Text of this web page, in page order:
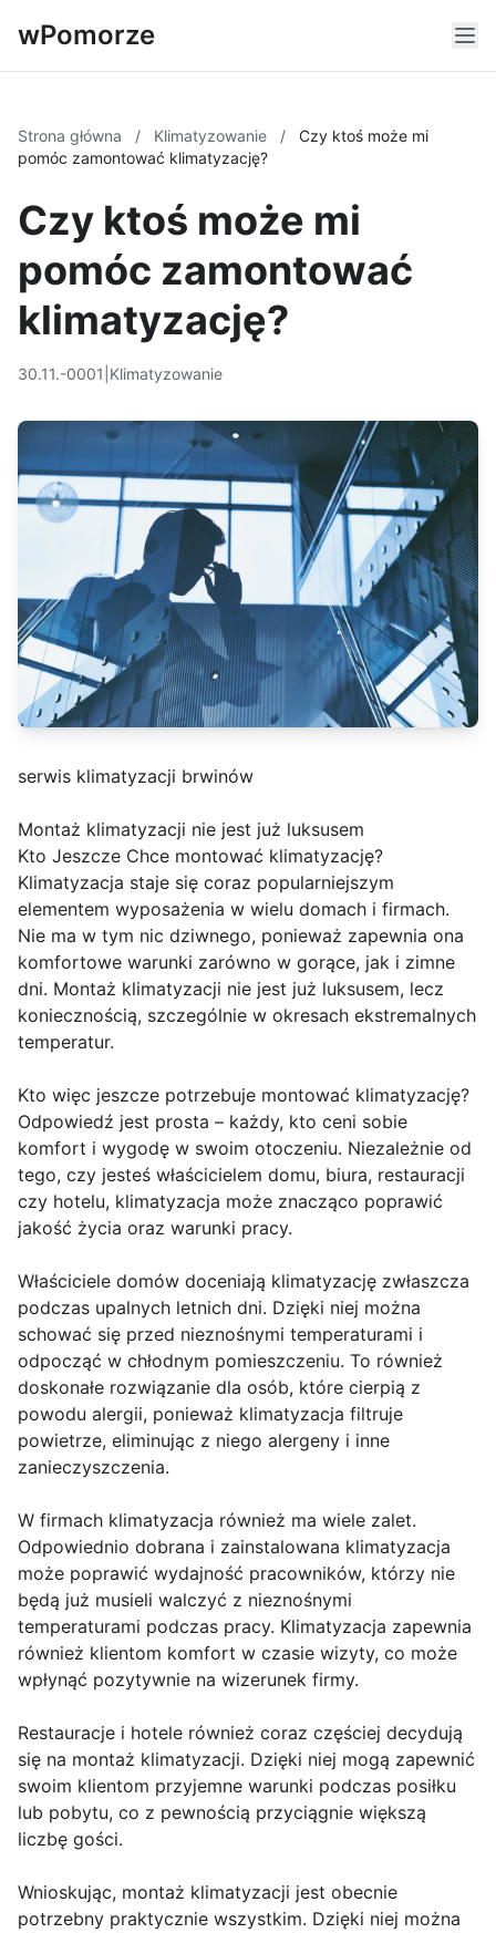
wPomorze
Strona główna / Klimatyzowanie /
Czy ktoś może mi
pomóc zamontować klimatyzację?
Czy ktoś może mi
pomóc zamontować
klimatyzację?
30.11.-0001 Klimatyzowanie
serwis klimatyzacji brwinów
Montaż klimatyzacji nie jest już luksusem
Kto Jeszcze Chce montować klimatyzację?
Klimatyzacja staje się coraz popularniejszym
elementem wyposażenia w wielu domach i firmach.
Nie ma w tym nic dziwnego, ponieważ zapewnia ona
komfortowe warunki zarówno w gorące, jak i zimne
dni. Montaż klimatyzacji nie jest już luksusem, lecz
koniecznością, szczególnie w okresach ekstremalnych
temperatur.
Kto więc jeszcze potrzebuje montować klimatyzację?
Odpowiedź jest prosta – każdy, kto ceni sobie
komfort i wygodę w swoim otoczeniu. Niezależnie od
tego, czy jesteś właścicielem domu, biura, restauracji
czy hotelu, klimatyzacja może znacząco poprawić
jakość życia oraz warunki pracy.
Właściciele domów doceniają klimatyzację zwłaszcza
podczas upalnych letnich dni. Dzięki niej można
schować się przed nieznośnymi temperaturami i
odpocząć w chłodnym pomieszczeniu. To również
doskonałe rozwiązanie dla osób, które cierpią z
powodu alergii, ponieważ klimatyzacja filtruje
powietrze, eliminując z niego alergeny i inne
zanieczyszczenia.
W firmach klimatyzacja również ma wiele zalet.
Odpowiednio dobrana i zainstalowana klimatyzacja
może poprawić wydajność pracowników, którzy nie
będą już musieli walczyć z nieznośnymi
temperaturami podczas pracy. Klimatyzacja zapewnia
również klientom komfort w czasie wizyty, co może
wpłynąć pozytywnie na wizerunek firmy.
Restauracje i hotele również coraz częściej decydują
się na montaż klimatyzacji. Dzięki niej mogą zapewnić
swoim klientom przyjemne warunki podczas posiłku
lub pobytu, co z pewnością przyciągnie większą
liczbę gości.
Wnioskując, montaż klimatyzacji jest obecnie
potrzebny praktycznie wszystkim. Dzięki niej można